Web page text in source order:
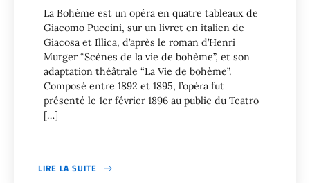
La Bohème est un opéra en quatre tableaux de
Giacomo Puccini, sur un livret en italien de
Giacosa et Illica, d’après le roman d’Henri
Murger “Scènes de la vie de bohème”, et son
adaptation théâtrale “La Vie de bohème”.
Composé entre 1892 et 1895, l’opéra fut
présenté le 1er février 1896 au public du Teatro
[…]
LIRE LA SUITE